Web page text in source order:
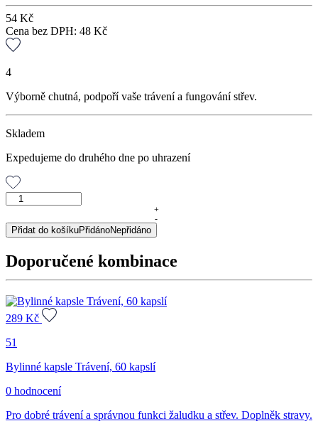
54 Kč
Cena bez DPH: 48 Kč
4
Výborně chutná, podpoří vaše trávení a fungování střev.
Skladem
Expedujeme do druhého dne po uhrazení
Jahodník
30
g
+
-
Přidat do košíkuPřidánoNepřidáno
Doporučené kombinace
289 Kč
51
Bylinné kapsle Trávení, 60 kapslí
0 hodnocení
Pro dobré trávení a správnou funkci žaludku a střev. Doplněk stravy.